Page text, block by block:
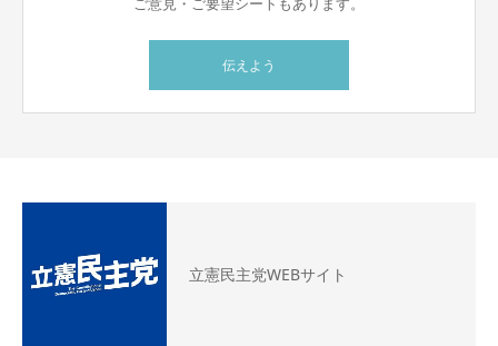
伝えよう
立憲民主党WEBサイト